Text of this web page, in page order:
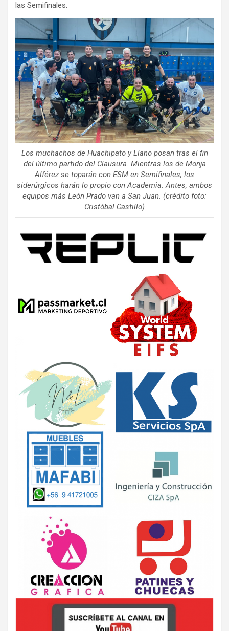
las Semifinales.
Los muchachos de Huachipato y Llano posan tras el fin
del último partido del Clausura. Mientras los de Monja
Alférez se toparán con ESM en Semifinales, los
siderúrgicos harán lo propio con Academia. Antes, ambos
equipos más León Prado van a San Juan. (crédito foto:
Cristóbal Castillo)